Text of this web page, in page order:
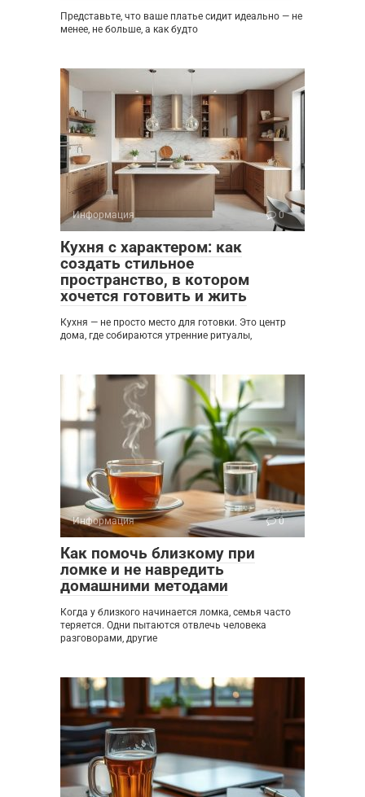
Представьте, что ваше платье сидит идеально — не
менее, не больше, а как будто
Информация 0
Кухня с характером: как
создать стильное
пространство, в котором
хочется готовить и жить
Кухня — не просто место для готовки. Это центр
дома, где собираются утренние ритуалы,
Информация 0
Как помочь близкому при
ломке и не навредить
домашними методами
Когда у близкого начинается ломка, семья часто
теряется. Одни пытаются отвлечь человека
разговорами, другие